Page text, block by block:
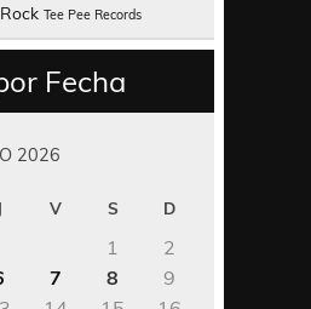
Tee Pee Records
Fecha
2026
J V S D
1
2
7 8
9